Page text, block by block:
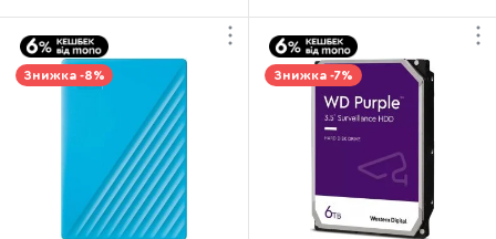
Знижка -8% Знижка -7%